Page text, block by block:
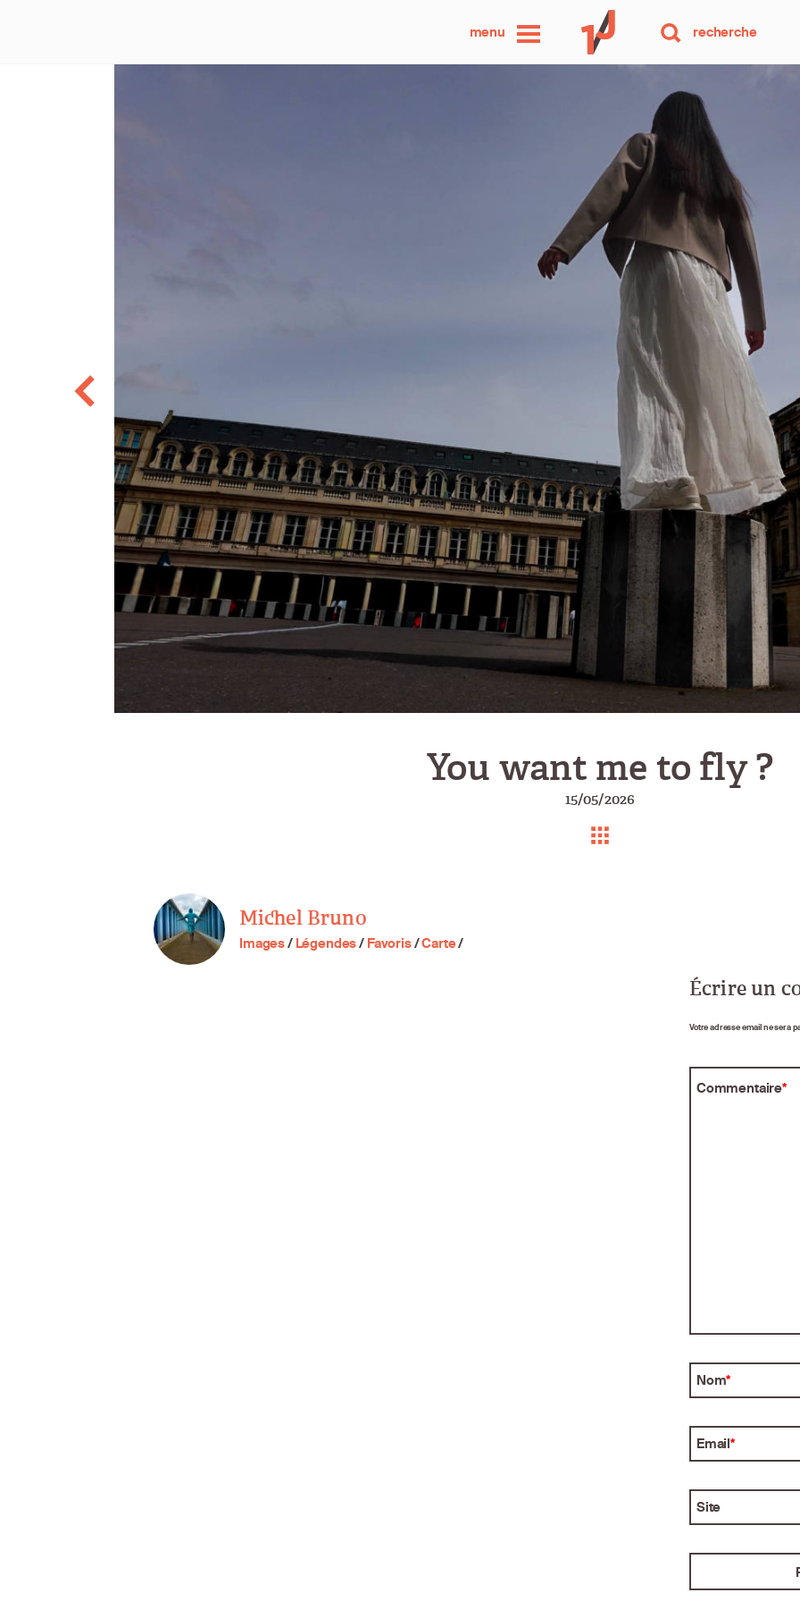
menu
une
photo
par
jour
recherche
You want me to fly ?
15/05/2026
Michel Bruno
Images/ Légendes/ Favoris/Carte/
Écrire un
Votre adresse email ne sera
Commentaire*
Nom*
Email*
Site